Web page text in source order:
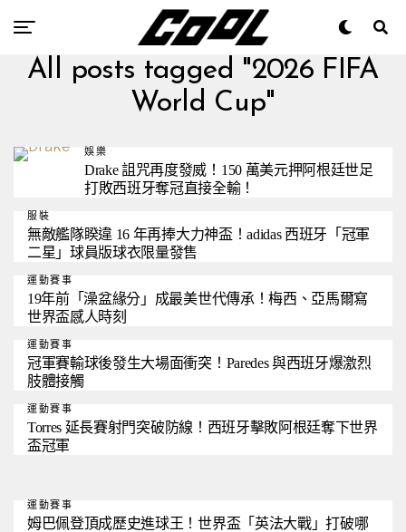
All posts tagged "2026 FIFA
World Cup"
娛樂
Drake 詛咒再度發威！150 萬美元押阿根廷世足
打敗西班牙奪冠直接全輸！
服裝
無敵艦隊睽違 16 年再捧大力神盃！adidas 西班牙「冠軍
二星」球員版球衣限量發售
運動賽事
19年前「澡盆緣分」成最美世代傳承！梅西、亞馬爾寫
世界盃感人時刻
運動賽事
冠軍賽輸球後發生大場面衝突！Paredes 與西班牙爆激烈
肢體接觸
運動賽事
Torres 延長賽射門突破防線！西班牙擊敗阿根廷奪下世界
盃冠軍
運動賽事
姆巴佩登頂成歷史進球王！世界盃「英法大戰」打破哪